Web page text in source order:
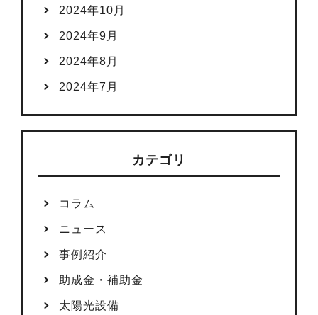
2024年10月
2024年9月
2024年8月
2024年7月
カテゴリ
コラム
ニュース
事例紹介
助成金・補助金
太陽光設備